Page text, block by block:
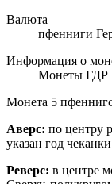
Валюта
пфенниги
Информация о
Монеты ГДР
Монета 5
Аверс: по центру
указан год
Реверс: в центре